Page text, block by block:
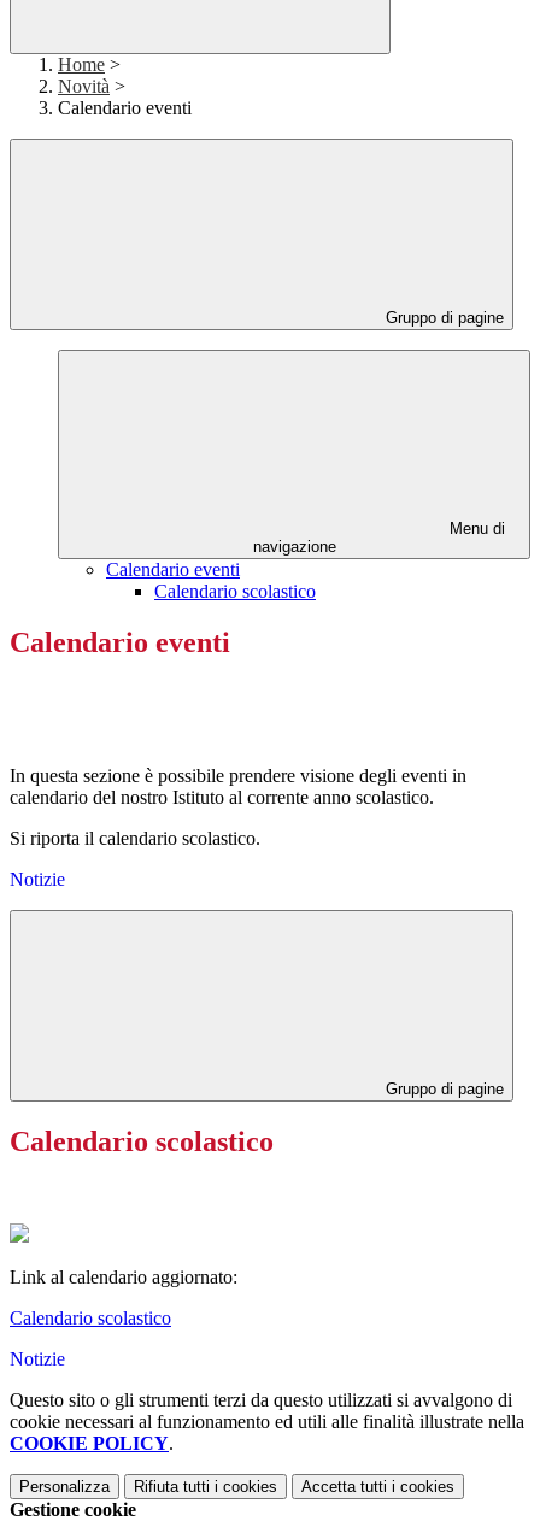
Home >
Novità >
Calendario eventi
Gruppo di pagine
Menu di
navigazione
Calendario eventi
Calendario scolastico
Calendario eventi
In questa sezione è possibile prendere visione degli eventi in
calendario del nostro Istituto al corrente anno scolastico.
Si riporta il calendario scolastico.
Notizie
Gruppo di pagine
Calendario scolastico
Link al calendario aggiornato:
Calendario scolastico
Notizie
Questo sito o gli strumenti terzi da questo utilizzati si avvalgono di
cookie necessari al funzionamento ed utili alle finalità illustrate nella
COOKIE POLICY.
Personalizza Rifiuta tutti i cookies Accetta tutti i cookies
Gestione cookie